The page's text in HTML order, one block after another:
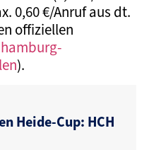
0,60 €/Anruf aus dt.
offiziellen
).
Heide-Cup: HCH